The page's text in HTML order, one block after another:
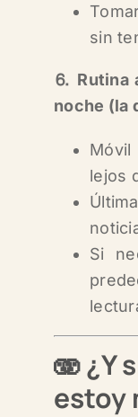
sin
⒍ Rutina
noche (la
lejos
Si
🫨¿Y
estoy